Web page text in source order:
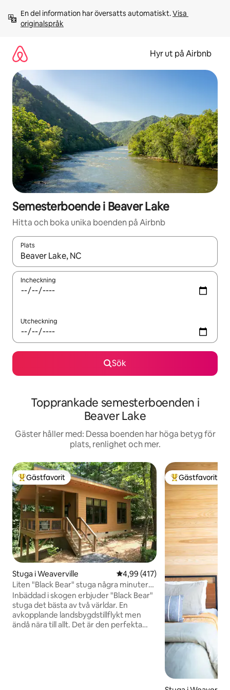
innehåll
En del information har översatts automatiskt. Visa
originalspråk
Hyr ut på Airbnb
Semesterboende i Beaver Lake
Hitta och boka unika boenden på Airbnb
Plats
När resultaten är tillgängliga kan du navigera med upp- och
Incheckning
Utcheckning
Sök
Topprankade semesterboenden i
Beaver Lake
Gäster håller med: Dessa boenden har höga betyg för
plats, renlighet och mer.
Populär gästfavorit
Gästfavorit
Stuga i Weaverville 4,99 av 5 i genomsnittligt
4,99 (417)
Liten "Black Bear" stuga några minuter
från Asheville
Inbäddad i skogen erbjuder "Black Bear"
stuga det bästa av två världar. En
avkopplande landsbygdstillflykt men
ändå nära till allt. Det är den perfekta
Populär
Gästfavorit